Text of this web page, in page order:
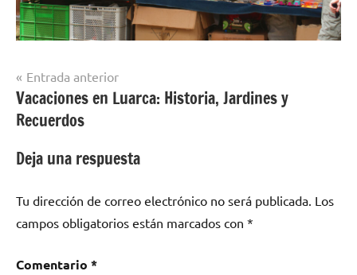
Navegación
de
entradas
Entrada anterior
Vacaciones en Luarca: Historia, Jardines y
Recuerdos
Deja una respuesta
Tu dirección de correo electrónico no será publicada. Los
campos obligatorios están marcados con *
Comentario *